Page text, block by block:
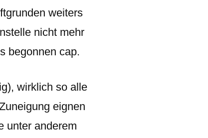
weiters
nicht mehr
begonnen cap.
wirklich so alle
eignen
unter anderem